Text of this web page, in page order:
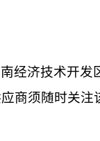
经济技术开发
应商须随时关